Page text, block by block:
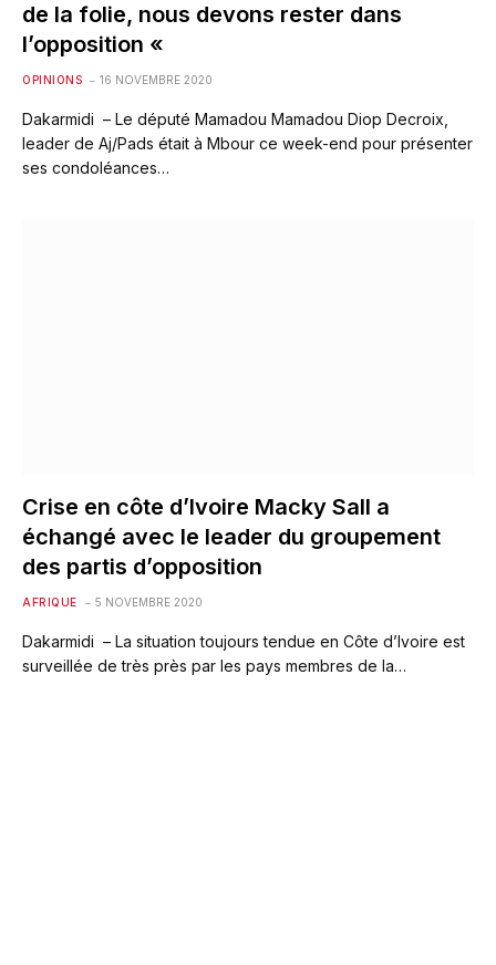
de la folie, nous devons rester dans
l’opposition «
OPINIONS 16 NOVEMBRE 2020
Dakarmidi – Le député Mamadou Mamadou Diop Decroix,
leader de Aj/Pads était à Mbour ce week-end pour présenter
ses condoléances…
Crise en côte d’Ivoire Macky Sall a
échangé avec le leader du groupement
des partis d’opposition
AFRIQUE 5 NOVEMBRE 2020
Dakarmidi – La situation toujours tendue en Côte d’Ivoire est
surveillée de très près par les pays membres de la…